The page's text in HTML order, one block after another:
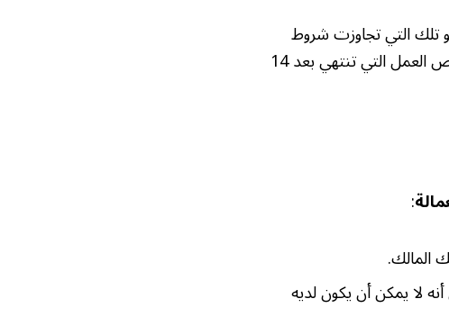
تلك التي تجاوزت شروط
الاستفادة، ستدفع الرسوم المستحقة على جميع العاملين لديها. كما أن تجديد رخص العمل التي تنتهي بعد 14
:
لا يمكن أن يكون لديه